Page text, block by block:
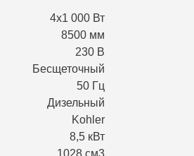
4х1 000 Вт
8500 мм
230 В
Бесщеточный
50 Гц
Дизельный
Kohler
8,5 кВт
1028 см3